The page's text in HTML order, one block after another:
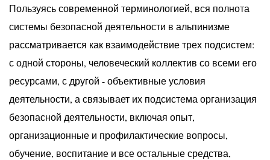
Пользуясь современной терминологией, вся полнота
системы безопасной деятельности в альпинизме
рассматривается как взаимодействие трех подсистем:
с одной стороны, человеческий коллектив со всеми его
ресурсами, с другой - объективные условия
деятельности, а связывает их подсистема организация
безопасной деятельности, включая опыт,
организационные и профилактические вопросы,
обучение, воспитание и все остальные средства,